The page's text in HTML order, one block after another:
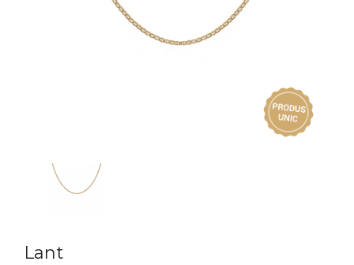
BIJUTERII COPII
Cercei
Lant